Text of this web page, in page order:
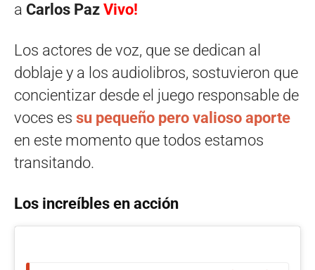
a Carlos Paz Vivo!
Los actores de voz, que se dedican al
doblaje y a los audiolibros, sostuvieron que
concientizar desde el juego responsable de
voces es su pequeño pero valioso aporte
en este momento que todos estamos
transitando.
Los increíbles en acción